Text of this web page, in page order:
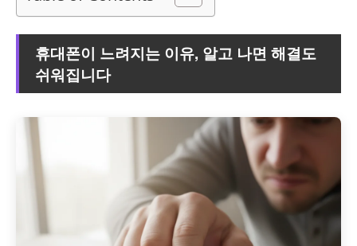
휴대폰이 느려지는 이유, 알고 나면 해결도
쉬워집니다